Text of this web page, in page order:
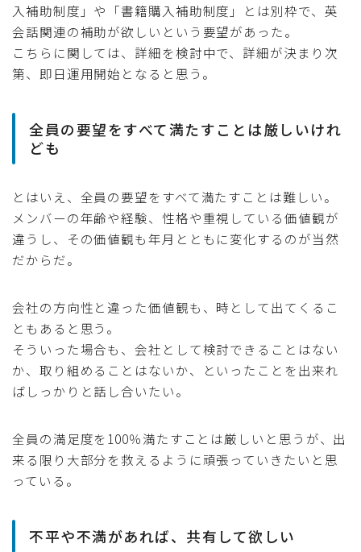
入補助制度」や「書籍購入補助制度」とは別枠で、英
会話関連の補助が欲しいという要望があった。
こちらに関しては、詳細を検討中で、詳細が決まり次
第、即日運用開始となると思う。
全員の要望をすべて満たすことは厳しいけれ
ども
とはいえ、全員の要望をすべて満たすことは難しい。
メンバーの年齢や経験、性格や重視している価値観が
違うし、その価値観も年月とともに変化するのが当然
だからだ。
会社の方向性と違った価値観も、時として出てくるこ
ともあると思う。
そういった場合も、会社として検討できることはない
か、取り組めることはないか、といったことを出来れ
ばしっかりと話し合いたい。
全員の満足度を100％満たすことは厳しいと思うが、出
来る限り大部分を救えるように頑張っていきたいと思
っている。
不平や不満があれば、共有して欲しい